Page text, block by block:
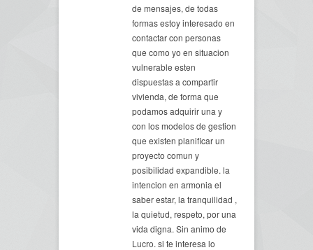
de mensajes, de todas
formas estoy interesado en
contactar con personas
que como yo en situacion
vulnerable esten
dispuestas a compartir
vivienda, de forma que
podamos adquirir una y
con los modelos de gestion
que existen planificar un
proyecto comun y
posibilidad expandible. la
intencion en armonia el
saber estar, la tranquilidad ,
la quietud, respeto, por una
vida digna. Sin animo de
Lucro. si te interesa lo